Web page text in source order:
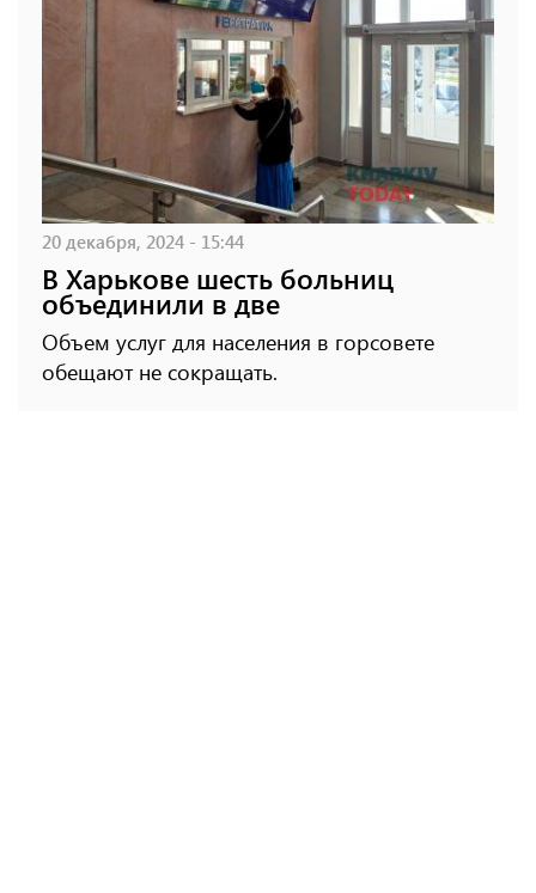
20 декабря, 2024 - 15:44
В Харькове шесть больниц
объединили в две
Объем услуг для населения в горсовете
обещают не сокращать.